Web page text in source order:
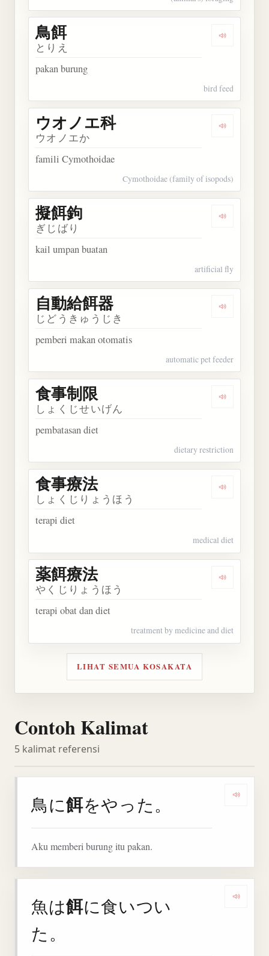
Dengarkan
鳥餌
とりえ
pakan burung
bird feed
Dengarkan
ウオノエ科
ウオノエか
famili Cymothoidae
Cymothoidae (family of isopods)
Dengarkan
擬餌鉤
ぎじばり
kail umpan buatan
artificial fly
Dengarkan
自動給餌器
じどうきゅうじき
pemberi makan otomatis
automatic pet feeder
Dengarkan
食事制限
しょくじせいげん
pembatasan diet
dietary restriction
Dengarkan
食事療法
しょくじりょうほう
terapi diet
medical diet
Dengarkan
薬餌療法
やくじりょうほう
terapi obat dan diet
treatment by medicine and diet
LIHAT SEMUA KOSAKATA
Contoh Kalimat
5 kalimat referensi
鳥に餌をやった。
Aku memberi burung itu pakan.
魚は餌に食いつい
た。